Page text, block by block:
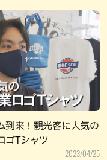
到来！観光客に人気の
ゴTシャツ
2023/04/25